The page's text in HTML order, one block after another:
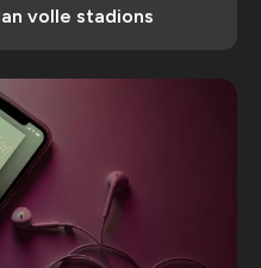
volle stadions